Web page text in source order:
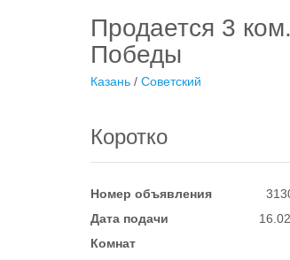
Продается 3
Победы
Казань / Советский
Коротко
Номер объявления
Дата подачи
Комнат